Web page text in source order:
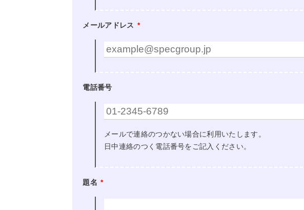
メールアドレス *
電話番号
メールで連絡のつかない場合に利用いたします。
日中連絡のつく電話番号をご記入ください。
題名 *